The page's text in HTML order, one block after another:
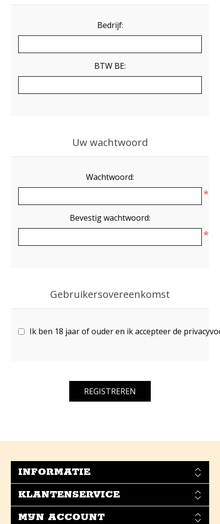
Bedrijf:
BTW BE:
Uw wachtwoord
Wachtwoord:
*
Bevestig wachtwoord:
*
Gebruikersovereenkomst
Ik ben 18 jaar of ouder en ik accepteer de
INFORMATIE
KLANTENSERVICE
MIJN ACCOUNT